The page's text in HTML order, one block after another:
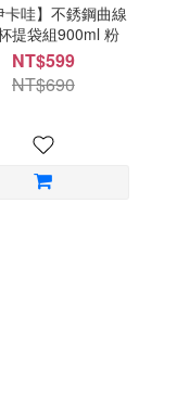
卡哇】不銹鋼曲線
提袋組900ml 粉
NT$599
NT$690